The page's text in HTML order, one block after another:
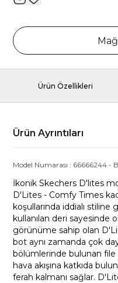
Ürün Özellikleri
Ürün Ayrıntıları
Model Numarası : 66666244 -
İkonik Skechers D'lites
D'Lites - Comfy Times
koşullarında iddialı stiline
kullanılan deri sayesinde
görünüme sahip olan
bot aynı zamanda çok
bölümlerinde bulunan file
hava akışına katkıda
ferah kalmanı sağlar.